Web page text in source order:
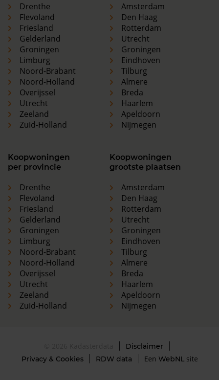
Drenthe
Flevoland
Friesland
Gelderland
Groningen
Limburg
Noord-Brabant
Noord-Holland
Overijssel
Utrecht
Zeeland
Zuid-Holland
Amsterdam
Den Haag
Rotterdam
Utrecht
Groningen
Eindhoven
Tilburg
Almere
Breda
Haarlem
Apeldoorn
Nijmegen
Koopwoningen
per provincie
Drenthe
Flevoland
Friesland
Gelderland
Groningen
Limburg
Noord-Brabant
Noord-Holland
Overijssel
Utrecht
Zeeland
Zuid-Holland
Koopwoningen
grootste plaatsen
Amsterdam
Den Haag
Rotterdam
Utrecht
Groningen
Eindhoven
Tilburg
Almere
Breda
Haarlem
Apeldoorn
Nijmegen
Disclaimer
Privacy & Cookies
RDW data Een WebNLsite